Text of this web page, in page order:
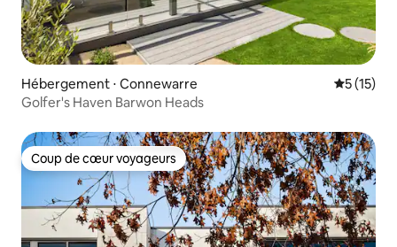
Hébergement ⋅ Connewarre
5 (15)
Golfer's Haven Barwon Heads
Coup de cœur voyageurs
Coup de cœur voyageurs